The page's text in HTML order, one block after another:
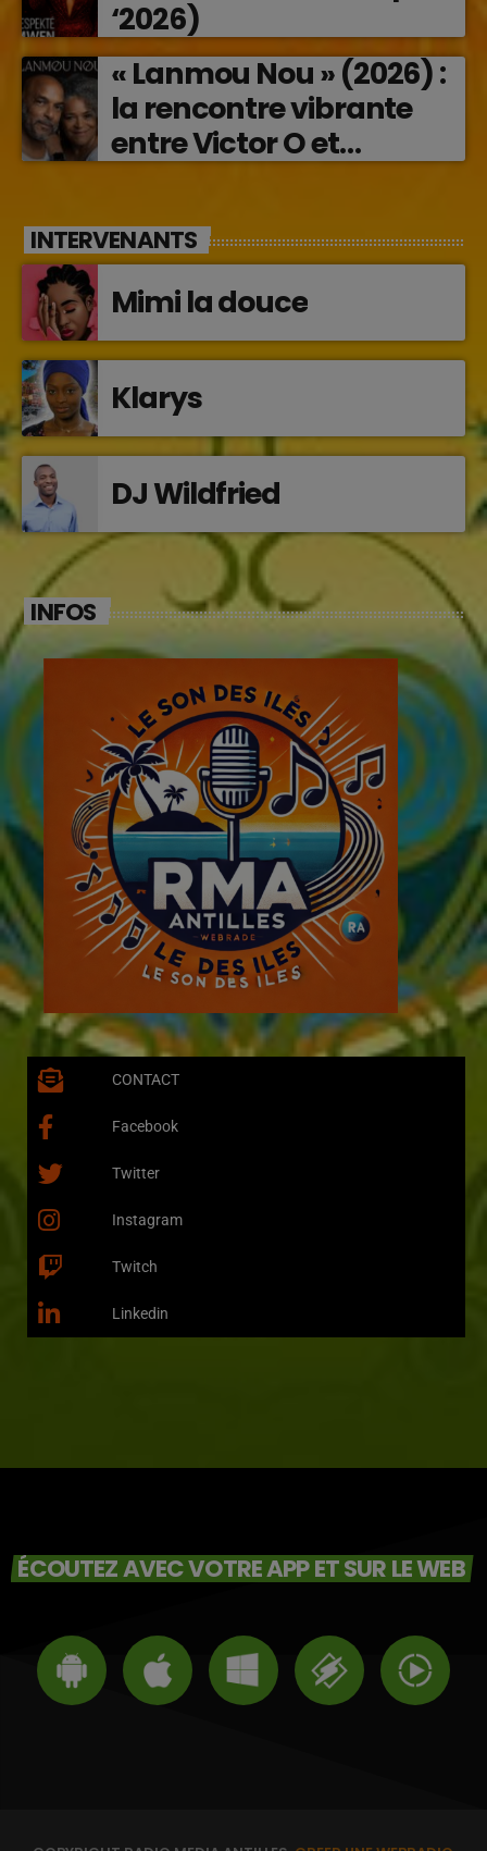
‘2026)
« Lanmou Nou » (2026) :
la rencontre vibrante
entre Victor O et
INTERVENANTS
Mimi la douce
Klarys
DJ Wildfried
INFOS
CONTACT
Facebook
Twitter
Instagram
Twitch
Linkedin
ÉCOUTEZ AVEC VOTRE APP ET SUR LE WEB